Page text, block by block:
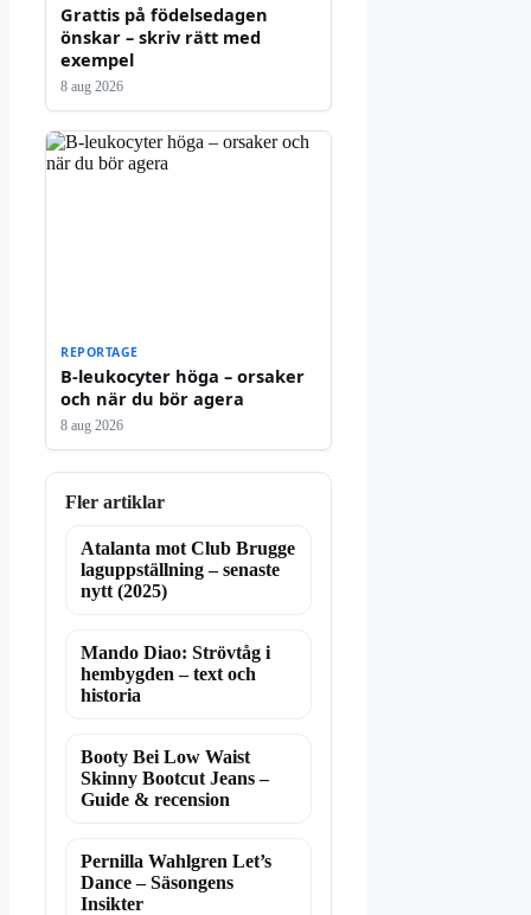
Grattis på födelsedagen
önskar – skriv rätt med
exempel
8 aug 2026
REPORTAGE
B-leukocyter höga – orsaker
och när du bör agera
8 aug 2026
Fler artiklar
Atalanta mot Club Brugge
laguppställning – senaste
nytt (2025)
Mando Diao: Strövtåg i
hembygden – text och
historia
Booty Bei Low Waist
Skinny Bootcut Jeans –
Guide & recension
Pernilla Wahlgren Let’s
Dance – Säsongens
Insikter